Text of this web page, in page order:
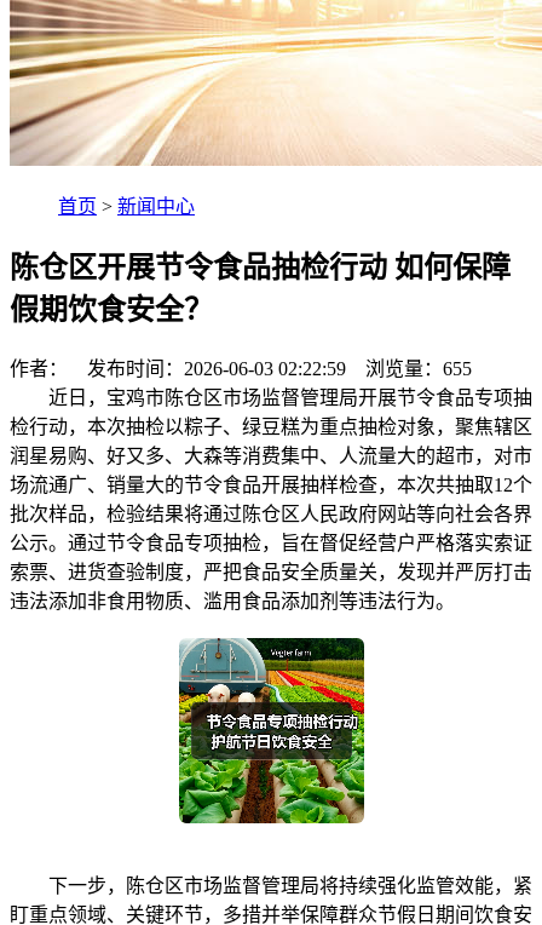
首页 > 新闻中心
陈仓区开展节令食品抽检行动 如何保障
假期饮食安全？
作者： 发布时间：2026-06-03 02:22:59 浏览量： 655
近日，宝鸡市陈仓区市场监督管理局开展节令食品专项抽
检行动，本次抽检以粽子、绿豆糕为重点抽检对象，聚焦辖区
润星易购、好又多、大森等消费集中、人流量大的超市，对市
场流通广、销量大的节令食品开展抽样检查，本次共抽取12个
批次样品，检验结果将通过陈仓区人民政府网站等向社会各界
公示。通过节令食品专项抽检，旨在督促经营户严格落实索证
索票、进货查验制度，严把食品安全质量关，发现并严厉打击
违法添加非食用物质、滥用食品添加剂等违法行为。
下一步，陈仓区市场监督管理局将持续强化监管效能，紧
盯重点领域、关键环节，多措并举保障群众节假日期间饮食安